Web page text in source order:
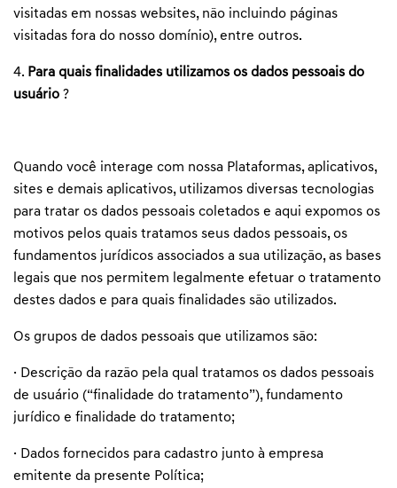
visitadas em nossas websites, não incluindo páginas
visitadas fora do nosso domínio), entre outros.
4. Para quais finalidades utilizamos os dados pessoais do
usuário ?
Quando você interage com nossa Plataformas, aplicativos,
sites e demais aplicativos, utilizamos diversas tecnologias
para tratar os dados pessoais coletados e aqui expomos os
motivos pelos quais tratamos seus dados pessoais, os
fundamentos jurídicos associados a sua utilização, as bases
legais que nos permitem legalmente efetuar o tratamento
destes dados e para quais finalidades são utilizados.
Os grupos de dados pessoais que utilizamos são:
· Descrição da razão pela qual tratamos os dados pessoais
de usuário (“finalidade do tratamento”), fundamento
jurídico e finalidade do tratamento;
· Dados fornecidos para cadastro junto à empresa
emitente da presente Política;